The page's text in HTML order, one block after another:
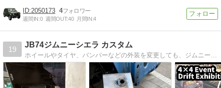
2050173 4
週間IN:0 週間OUT:40 月間IN:4
19
JB74ジムニーシエラ カスタム